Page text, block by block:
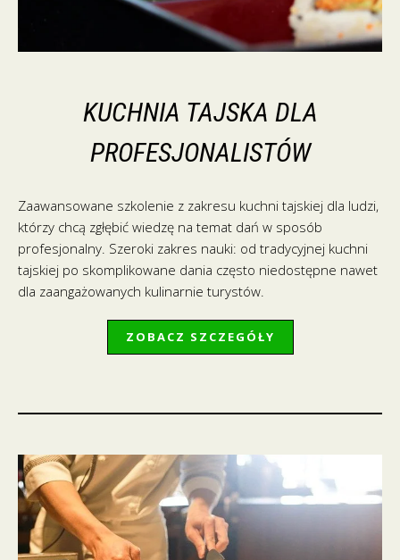
KUCHNIA TAJSKA DLA
PROFESJONALISTÓW
Zaawansowane szkolenie z zakresu kuchni tajskiej dla ludzi,
którzy chcą zgłębić wiedzę na temat dań w sposób
profesjonalny. Szeroki zakres nauki: od tradycyjnej kuchni
tajskiej po skomplikowane dania często niedostępne nawet
dla zaangażowanych kulinarnie turystów.
ZOBACZ SZCZEGÓŁY